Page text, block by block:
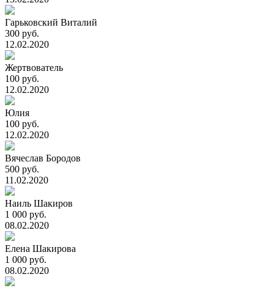
Гарьковский Виталий
300 руб.
12.02.2020
Жертвователь
100 руб.
12.02.2020
Юлия
100 руб.
12.02.2020
Вячеслав Бородов
500 руб.
11.02.2020
Наиль Шакиров
1 000 руб.
08.02.2020
Елена Шакирова
1 000 руб.
08.02.2020